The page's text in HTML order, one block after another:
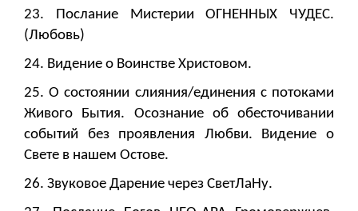
23. Послание Мистерии ОГНЕННЫХ ЧУДЕС.
(Любовь)
24. Видение о Воинстве Христовом.
25. О состоянии слияния/единения с потоками
Живого Бытия. Осознание об обесточивании
событий без проявления Любви. Видение о
Свете в нашем Остове.
26. Звуковое Дарение через СветЛаНу.